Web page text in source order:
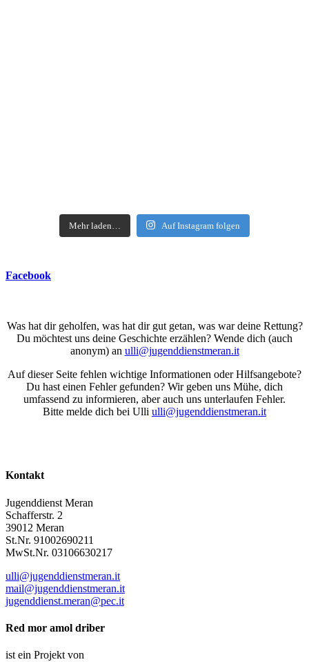
Mehr laden… Auf Instagram folgen
Facebook
Was hat dir geholfen, was hat dir gut getan, was war deine Rettung?
Du möchtest uns deine Geschichte erzählen? Wende dich (auch
anonym) an ulli@jugenddienstmeran.it
Auf dieser Seite fehlen wichtige Informationen oder Hilfsangebote?
Du hast einen Fehler gefunden? Wir geben uns Mühe, dich
umfassend zu informieren, aber auch uns unterlaufen Fehler.
Bitte melde dich bei Ulli ulli@jugenddienstmeran.it
Kontakt
Jugenddienst Meran
Schafferstr. 2
39012 Meran
St.Nr. 91002690211
MwSt.Nr. 03106630217
ulli@jugenddienstmeran.it
mail@jugenddienstmeran.it
jugenddienst.meran@pec.it
Red mor amol driber
ist ein Projekt von